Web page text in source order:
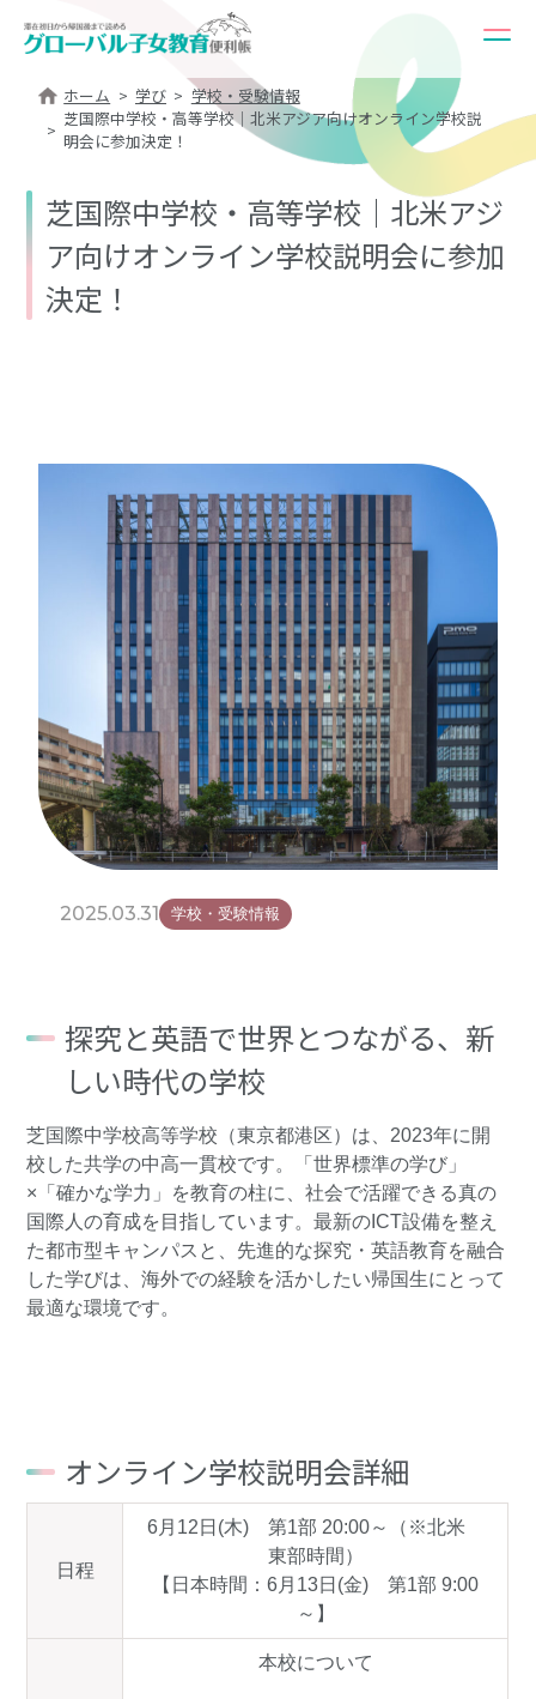
ホーム 学び
学校・受験情報
芝国際中学校・高等学校｜北米アジア向けオンライン学校説
明会に参加決定！
芝国際中学校・高等学校｜北米アジ
ア向けオンライン学校説明会に参加
決定！
2025.03.31 学校・受験情報
探究と英語で世界とつながる、新
しい時代の学校
芝国際中学校高等学校（東京都港区）は、2023年に開
校した共学の中高一貫校です。「世界標準の学び」
×「確かな学力」を教育の柱に、社会で活躍できる真の
国際人の育成を目指しています。最新のICT設備を整え
た都市型キャンパスと、先進的な探究・英語教育を融合
した学びは、海外での経験を活かしたい帰国生にとって
最適な環境です。
オンライン学校説明会詳細
日程
6月12日(木) 第1部 20:00～（※北米
東部時間）
【日本時間：6月13日(金) 第1部 9:00
～】
本校について